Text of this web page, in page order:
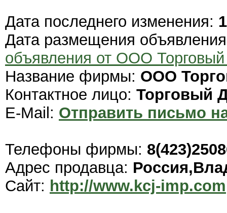
Дата последнего изменения:
Дата размещения
объявления от ООО
Название фирмы: ООО
Контактное лицо: Торговый
E-Mail: Отправить письмо
Телефоны фирмы:
Адрес продавца:
Сайт: http://www.kcj-imp.com